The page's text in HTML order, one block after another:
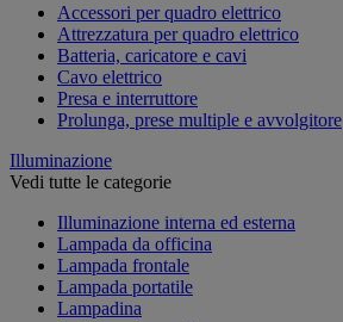
Accessori per quadro elettrico
Attrezzatura per quadro elettrico
Batteria, caricatore e cavi
Cavo elettrico
Presa e interruttore
Prolunga, prese multiple e avvolgitore
Illuminazione
Vedi tutte le categorie
Illuminazione interna ed esterna
Lampada da officina
Lampada frontale
Lampada portatile
Lampadina